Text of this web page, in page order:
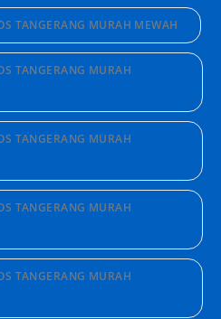
TANGERANG MURAH MEWAH
TANGERANG MURAH
TANGERANG MURAH
TANGERANG MURAH
TANGERANG MURAH